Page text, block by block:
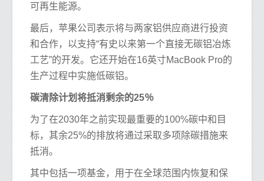
可再生能源。
最后，苹果公司表示将与两家铝供应商进行投资
和合作，以支持“有史以来第一个直接无碳铝冶炼
工艺”的开发。它还开始在16英寸MacBook Pro的
生产过程中实施低碳铝。
碳清除计划将抵消剩余的25％
为了在2030年之前实现最重要的100%碳中和目
标，其余25%的排放将通过采取多项除碳措施来
抵消。
其中包括一项基金，用于在全球范围内恢复和保